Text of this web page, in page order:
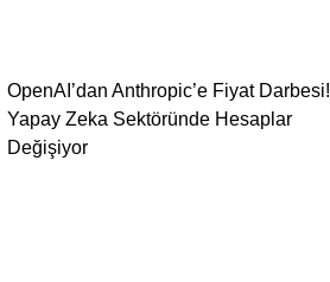
Yazı dolaşımı
OpenAI’dan Anthropic’e Fiyat Darbesi!
Yapay Zeka Sektöründe Hesaplar
Değişiyor